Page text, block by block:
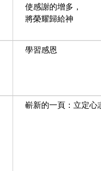
使感謝的增多，
將榮耀歸給神
學習感恩
嶄新的一頁：立定心